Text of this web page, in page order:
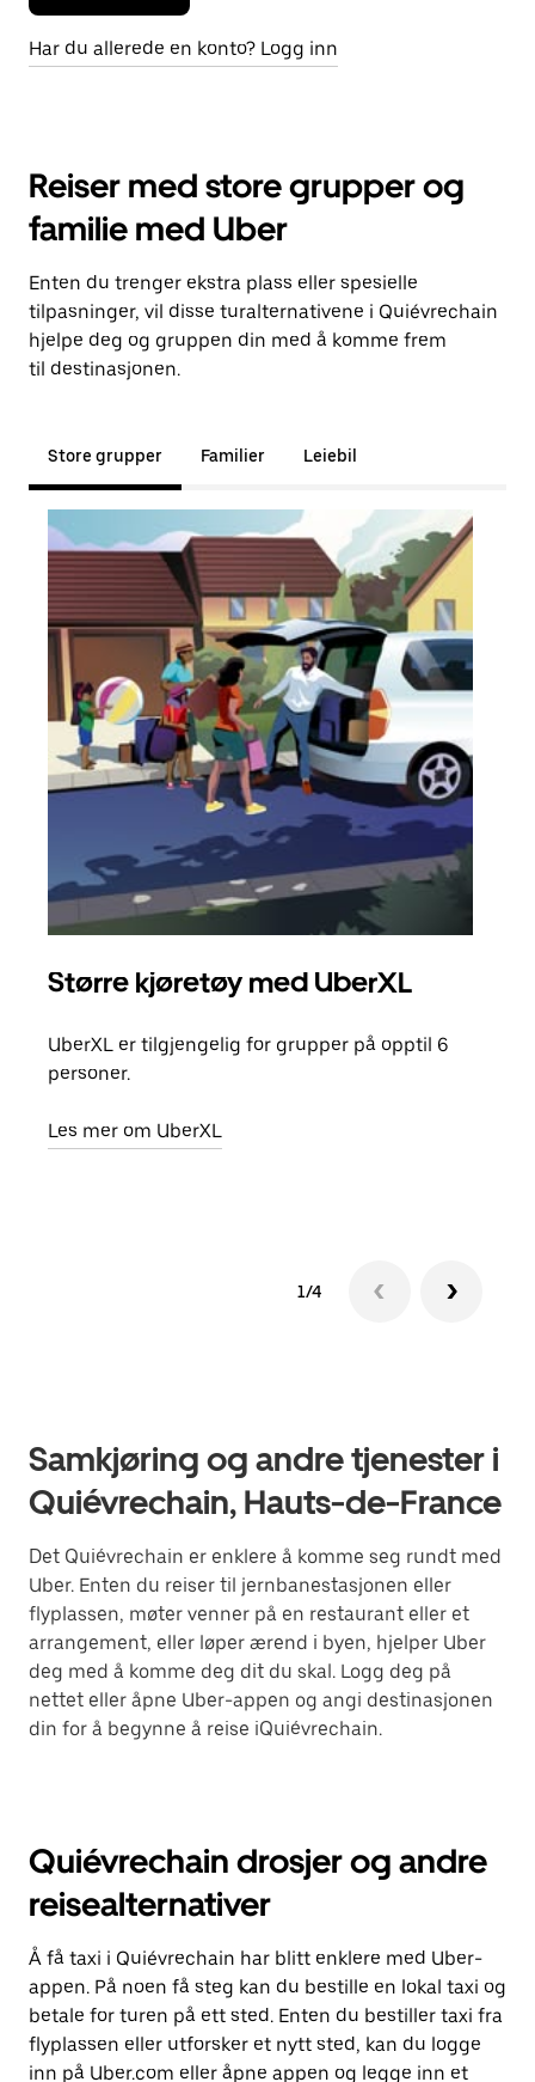
Har du allerede en konto? Logg inn
Reiser med store grupper og
familie med Uber
Enten du trenger ekstra plass eller spesielle
tilpasninger, vil disse turalternativene i Quiévrechain
hjelpe deg og gruppen din med å komme frem
til destinasjonen.
Store grupper Familier Leiebil
Større kjøretøy med UberXL
UberXL er tilgjengelig for grupper på opptil 6
personer.
Les mer om UberXL
1/4
Samkjøring og andre tjenester i
Quiévrechain, Hauts-de-France
Det Quiévrechain er enklere å komme seg rundt med
Uber. Enten du reiser til jernbanestasjonen eller
flyplassen, møter venner på en restaurant eller et
arrangement, eller løper ærend i byen, hjelper Uber
deg med å komme deg dit du skal. Logg deg på
nettet eller åpne Uber-appen og angi destinasjonen
din for å begynne å reise iQuiévrechain.
Quiévrechain drosjer og andre
reisealternativer
Å få taxi i Quiévrechain har blitt enklere med Uber-
appen. På noen få steg kan du bestille en lokal taxi og
betale for turen på ett sted. Enten du bestiller taxi fra
flyplassen eller utforsker et nytt sted, kan du logge
inn på Uber.com eller åpne appen og legge inn et